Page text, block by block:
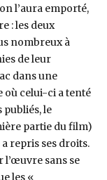
l’aura emporté,
: les deux
nombreux à
de leur
dans une
où celui-ci a tenté
publiés, le
partie du film)
repris ses droits.
l’œuvre sans se
les «